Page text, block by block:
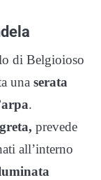
di Belgioioso
una serata
.
prevede
all’interno